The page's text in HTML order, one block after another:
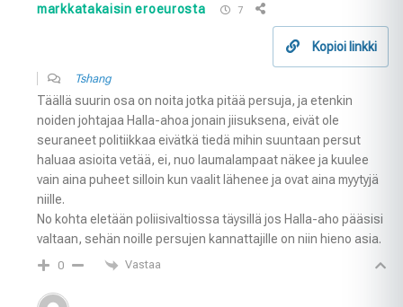
markkatakaisin eroeurosta 7
Kopioi linkki
Tshang
Täällä suurin osa on noita jotka pitää persuja, ja etenkin
noiden johtajaa Halla-ahoa jonain jiisuksena, eivät ole
seuraneet politiikkaa eivätkä tiedä mihin suuntaan persut
haluaa asioita vetää, ei, nuo laumalampaat näkee ja kuulee
vain aina puheet silloin kun vaalit lähenee ja ovat aina myytyjä
niille.
No kohta eletään poliisivaltiossa täysillä jos Halla-aho pääsisi
valtaan, sehän noille persujen kannattajille on niin hieno asia.
0 Vastaa